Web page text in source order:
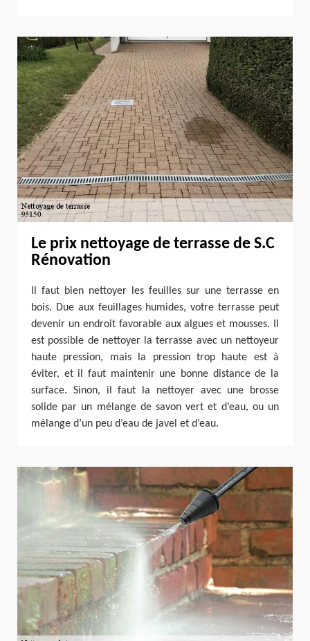
Le prix nettoyage de terrasse de S.C
Rénovation
Il faut bien nettoyer les feuilles sur une terrasse en
bois. Due aux feuillages humides, votre terrasse peut
devenir un endroit favorable aux algues et mousses. Il
est possible de nettoyer la terrasse avec un nettoyeur
haute pression, mais la pression trop haute est à
éviter, et il faut maintenir une bonne distance de la
surface. Sinon, il faut la nettoyer avec une brosse
solide par un mélange de savon vert et d’eau, ou un
mélange d’un peu d’eau de javel et d’eau.